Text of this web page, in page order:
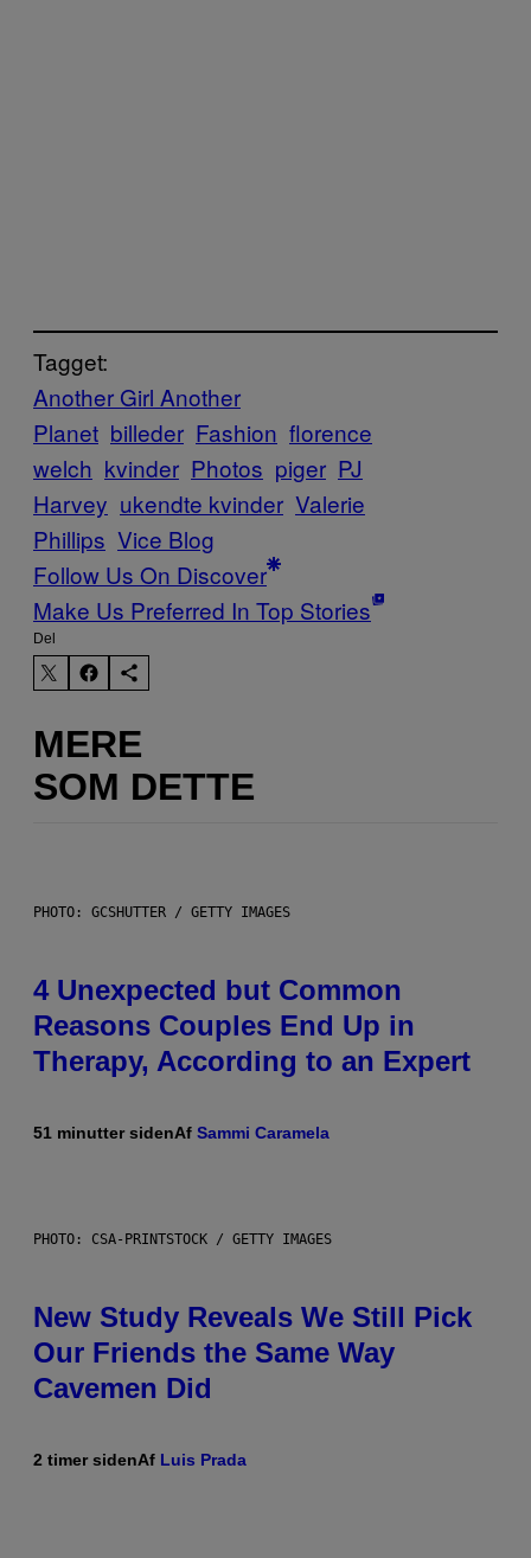
Tagget:
Another Girl Another
Planet billeder Fashion florence
welch kvinder Photos piger PJ
Harvey ukendte kvinder Valerie
Phillips Vice Blog
Follow Us On Discover
Make Us Preferred In Top Stories
Del
MERE
SOM DETTE
PHOTO: GCSHUTTER / GETTY IMAGES
4 Unexpected but Common
Reasons Couples End Up in
Therapy, According to an Expert
51 minutter sidenAf Sammi Caramela
PHOTO: CSA-PRINTSTOCK / GETTY IMAGES
New Study Reveals We Still Pick
Our Friends the Same Way
Cavemen Did
2 timer sidenAf Luis Prada